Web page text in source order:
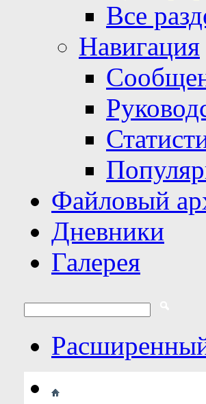
Все
Навигация
Файловый
Дневники
Галерея